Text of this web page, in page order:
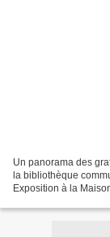
Un panorama des
la bibliothèque
Exposition à la